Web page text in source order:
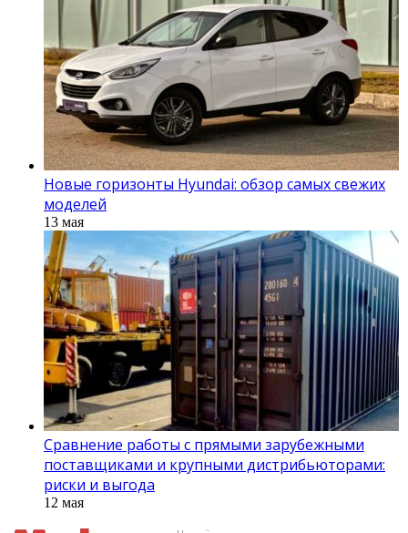
Новые горизонты Hyundai: обзор самых свежих
моделей
13 мая
Сравнение работы с прямыми зарубежными
поставщиками и крупными дистрибьюторами:
риски и выгода
12 мая